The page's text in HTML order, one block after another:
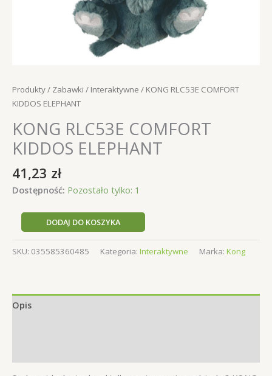
Produkty/ Zabawki / Interaktywne / KONG RLC53E COMFORT
KIDDOS ELEPHANT
KONG RLC53E COMFORT
KIDDOS ELEPHANT
41,23 zł
Dostępność: Pozostało tylko: 1
ilość
KONG
RLC53E
DODAJ DO KOSZYKA
SKU: 035585360485 Kategoria: Interaktywne Marka: Kong
Opis